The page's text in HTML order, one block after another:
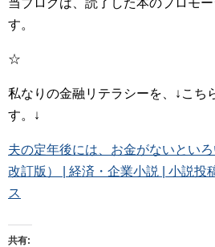
当ブログは、読了した本のプロモ
す。
☆
私なりの金融リテラシーを、↓こち
す。↓
夫の定年後には、お金がないとい
改訂版） | 経済・企業小説 | 小説投
ス
共有: